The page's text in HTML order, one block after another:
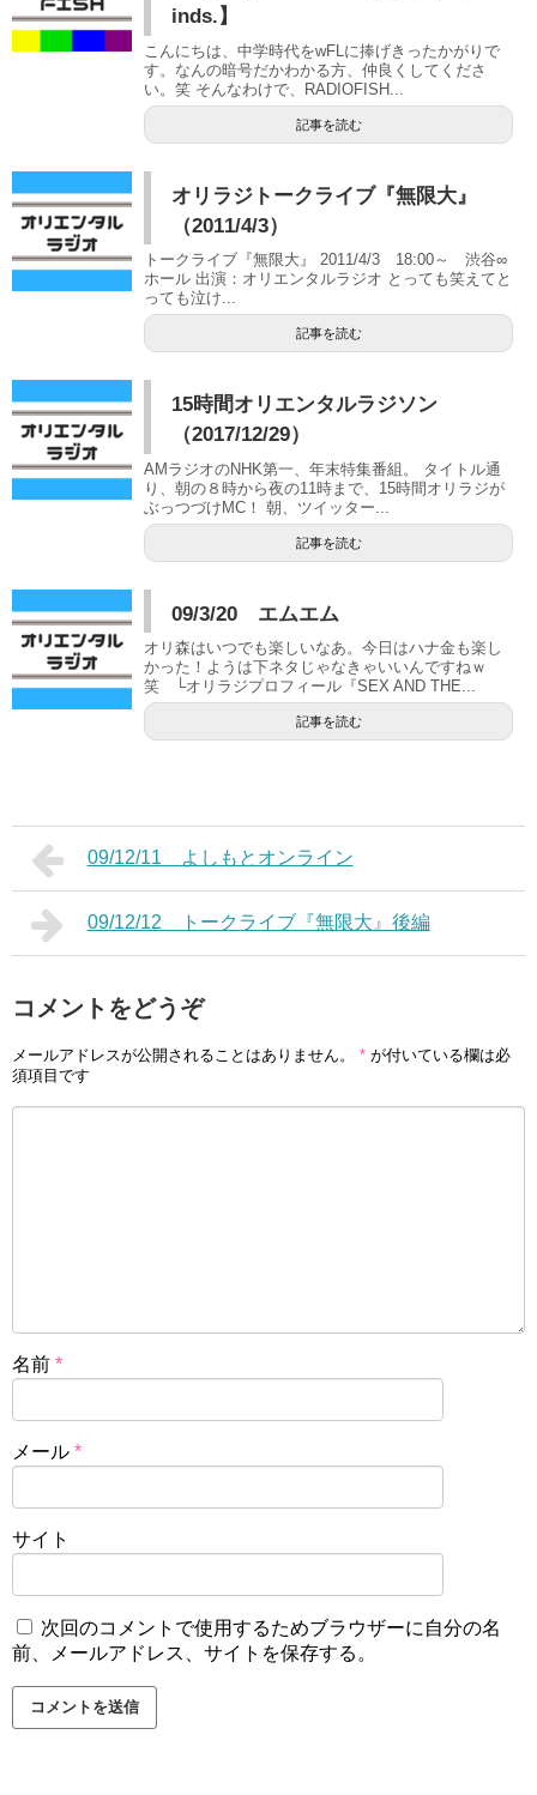
inds.】
こんにちは、中学時代をwFLに捧げきったかがりで
す。なんの暗号だかわかる方、仲良くしてくださ
い。笑 そんなわけで、RADIOFISH...
記事を読む
オリラジトークライブ『無限大』
（2011/4/3）
トークライブ『無限大』 2011/4/3 18:00～ 渋谷∞
ホール 出演：オリエンタルラジオ とっても笑えてと
っても泣け...
記事を読む
15時間オリエンタルラジソン
（2017/12/29）
AMラジオのNHK第一、年末特集番組。 タイトル通
り、朝の８時から夜の11時まで、15時間オリラジが
ぶっつづけMC！ 朝、ツイッター...
記事を読む
09/3/20 エムエム
オリ森はいつでも楽しいなあ。今日はハナ金も楽し
かった！ようは下ネタじゃなきゃいいんですねｗ
笑 └オリラジプロフィール『SEX AND THE...
記事を読む
09/12/11 よしもとオンライン
09/12/12 トークライブ『無限大』後編
コメントをどうぞ
メールアドレスが公開されることはありません。 * が付いている欄は必
須項目です
名前 *
メール *
サイト
次回のコメントで使用するためブラウザーに自分の名
前、メールアドレス、サイトを保存する。